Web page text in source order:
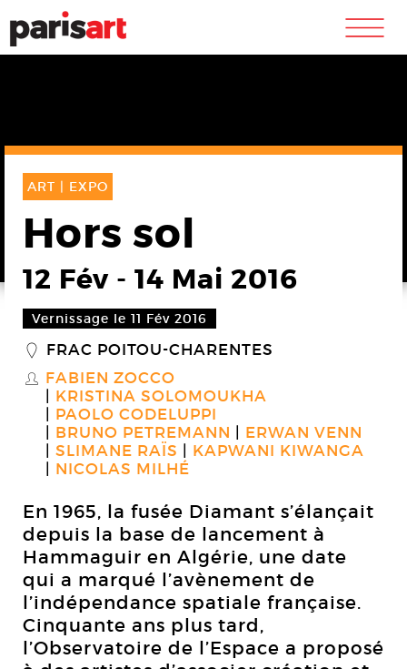
m
ART | EXPO
Hors sol
12 Fév - 14 Mai 2016
Vernissage le 11 Fév 2016
_ FRAC POITOU-CHARENTES
S FABIEN ZOCCO
KRISTINA SOLOMOUKHA
PAOLO CODELUPPI
BRUNO PETREMANN
ERWAN VENN
SLIMANE RAÏS
KAPWANI KIWANGA
NICOLAS MILHÉ
En 1965, la fusée Diamant s’élançait
depuis la base de lancement à
Hammaguir en Algérie, une date
qui a marqué l’avènement de
l’indépendance spatiale française.
Cinquante ans plus tard,
l’Observatoire de l’Espace a proposé